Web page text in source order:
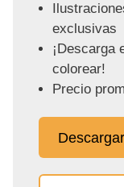
exclusivas
¡Descarga
colorear!
Precio